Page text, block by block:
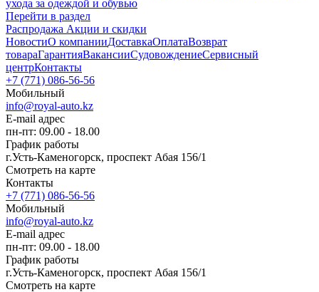
ухода за одеждой и обувью
Перейти в раздел
Распродажа Акции и скидки
НовостиО компанииДоставкаОплатаВозврат
товараГарантияВакансииСудовождениеСервисный
центрКонтакты
+7 (771) 086-56-56
Мобильный
info@royal-auto.kz
E-mail адрес
пн-пт: 09.00 - 18.00
График работы
г.Усть-Каменогорск, проспект Абая 156/1
Смотреть на карте
Контакты
+7 (771) 086-56-56
Мобильный
info@royal-auto.kz
E-mail адрес
пн-пт: 09.00 - 18.00
График работы
г.Усть-Каменогорск, проспект Абая 156/1
Смотреть на карте